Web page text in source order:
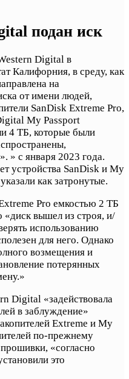
подан иск
Digital в
Калифорния, в среду, как
​​на
от имени людей,
SanDisk Extreme Pro,
My Passport
4 ТБ, которые были
» с января 2023 года.
устройства SanDisk и My
как затронутые.
Pro емкостью 2 ТБ
«диск вышел из строя, и/
использованию
для него. Однако
возмещения и
потерянных
Digital «задействовала
в заблуждение»
Extreme и My
по-прежнему
«согласно
это